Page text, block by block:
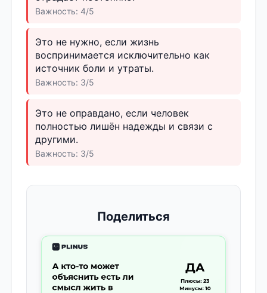
Важность: 4/5
Это не нужно, если жизнь
воспринимается исключительно как
источник боли и утраты.
Важность: 3/5
Это не оправдано, если человек
полностью лишён надежды и связи с
другими.
Важность: 3/5
Поделиться